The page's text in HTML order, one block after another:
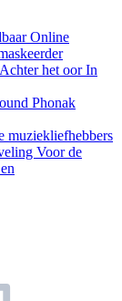
Online
Achter het oorIn
Phonak
muziekliefhebbers
Voor de